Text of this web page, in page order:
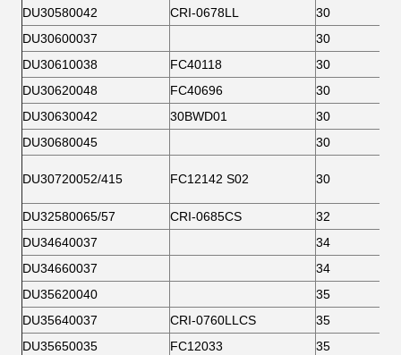
DU30580042 CRI-0678LL
30
DU30600037
30
DU30610038
FC40118
30
DU30620048
FC40696
30
DU30630042
30BWD01
30
DU30680045
30
DU30720052/415 FC12142 S02 30
DU32580065/57 CRI-0685CS
32
DU34640037
34
DU34660037
34
DU35620040
35
DU35640037
CRI-0760LLCS
35
DU35650035
FC12033
35